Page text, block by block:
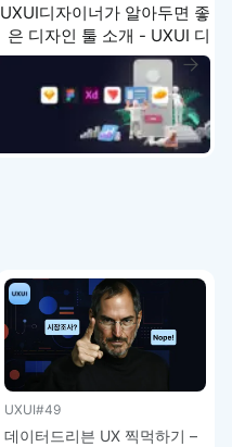
UXUI디자이너가 알아두면 좋
은 디자인 툴 소개 - UXUI 디
자인 강좌
UXUI#49
데이터드리븐 UX 찍먹하기 –